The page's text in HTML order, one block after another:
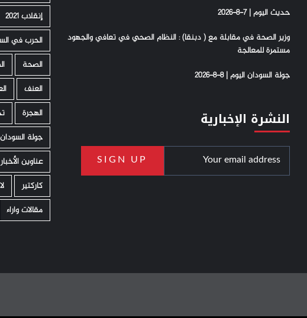
حديث اليوم | 7-8-2026
وزير الصحة في مقابلة مع ( دبنقا) : النظام الصحي في تعافي والجهود
مستمرة للمعالجة
جولة السودان اليوم | 8-8-2026
النشرة الإخبارية
إنقلاب 2021
الحرب في
الصحة
العنف
الهجرة
جولة
عناوين الأخبار
كاركتير
مقالات واراء